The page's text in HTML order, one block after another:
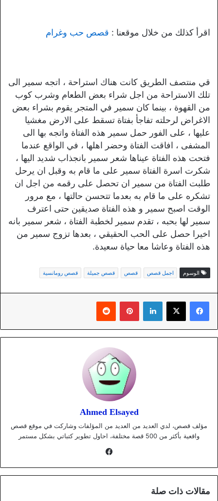
اقرأ كذلك من خلال موقعنا : قصص حب وغرام
قي منتصف الطريق كانت هناك استراحة ، اتجه سمير الى
تلك الاستراحة من اجل شراء بعض الطعام وشرب كوب
من القهوة ، بينما كان سمير في المتجر يقوم بشراء بعض
الاغراض لرحلته تفاجأ بفتاة تسقط على الارض مغشيا
عليها ، على الفور حمل سمير هذه الفتاة واتجه بها الى
المشفى ، افاقت الفتاة وحضر اهلها ، في الواقع عندما
فتحت هذه الفتاة عيناها شعر سمير بانجذاب شديد اليها ،
شكرت اسرة الفتاة سمير على ما قام به وقبل ان يرحل
طلبت الفتاة من سمير ان تحصل على رقمه من اجل ان
تشكره على ما قام به بعدما تتحسن حالتها ، مع مرور
الوقت اصبح سمير و هذه الفتاة صديقين حتى اعترف
سمير لها بحبه ، تقدم سمير لخطبة الفتاة ، شعر سمير بانه
اخيرا حصل على الحب الحقيقي ، بعدها تزوج سمير من
هذه الفتاة وعاشا معا حياة سعيدة.
الوسوم اجمل قصص قصص قصص جميلة قصص رومانسية
لينكدإن بينتيريست
Ahmed Elsayed
مؤلف قصص، لدي العديد من العديد من المؤلفات وشاركت في موقع قصص
واقعية بأكثر من 500 قصة مختلفة، احاول تطوير كتباتي بشكل مستمر
مقالات ذات صلة